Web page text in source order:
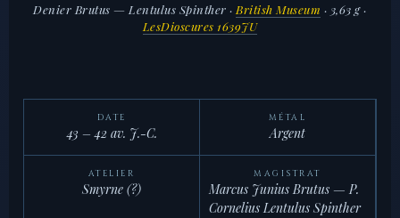
Denier Brutus — Lentulus Spinther · British Museum · 3,63 g ·
LesDioscures 1639JU
DATE
43 – 42 av. J.-C.
MÉTAL
Argent
ATELIER
Smyrne (?)
MAGISTRAT
Marcus Junius Brutus — P.
Cornelius Lentulus Spinther